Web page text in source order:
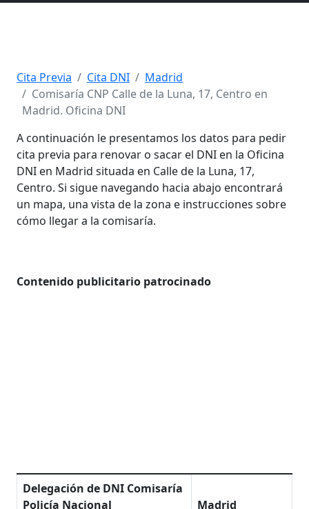
Cita Previa Cita DNI
Madrid
Comisaría CNP Calle de la Luna, 17, Centro en
Madrid. Oficina DNI
A continuación le presentamos los datos para pedir
cita previa para renovar o sacar el DNI en la Oficina
DNI en Madrid situada en Calle de la Luna, 17,
Centro. Si sigue navegando hacia abajo encontrará
un mapa, una vista de la zona e instrucciones sobre
cómo llegar a la comisaría.
Contenido publicitario patrocinado
Delegación de DNI Comisaría
Policía Nacional
Madrid